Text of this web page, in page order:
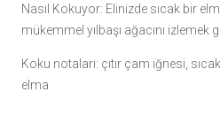
Nasıl Kokuyor: Elinizde sıcak bir
mükemmel yılbaşı ağacını izlemek
Koku notaları: çıtır çam iğnesi,
elma